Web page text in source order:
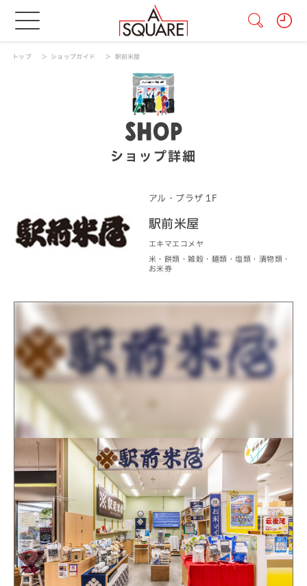
トップ ショップガイド 駅前米屋
SHOP
ショップ詳細
アル・プラザ 1F
駅前米屋
エキマエコメヤ
米・餅類・雑穀・麺類・塩類・漬物類・
お米券